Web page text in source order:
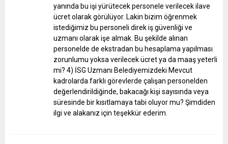
yanında bu işi yürütecek personele verilecek ilave
ücret olarak görülüyor. Lakin bizim öğrenmek
istediğimiz bu personeli direk iş güvenliği ve
uzmanı olarak işe almak. Bu şekilde alınan
personelde de ekstradan bu hesaplama yapılması
zorunlumu yoksa verilecek ücret ya da maaş yeterli
mi? 4) İSG Uzmanı Belediyemizdeki Mevcut
kadrolarda farklı görevlerde çalışan personelden
değerlendirildiğinde, bakacağı kişi sayısında veya
süresinde bir kısıtlamaya tabi oluyor mu? Şimdiden
ilgi ve alakanız için teşekkür ederim.